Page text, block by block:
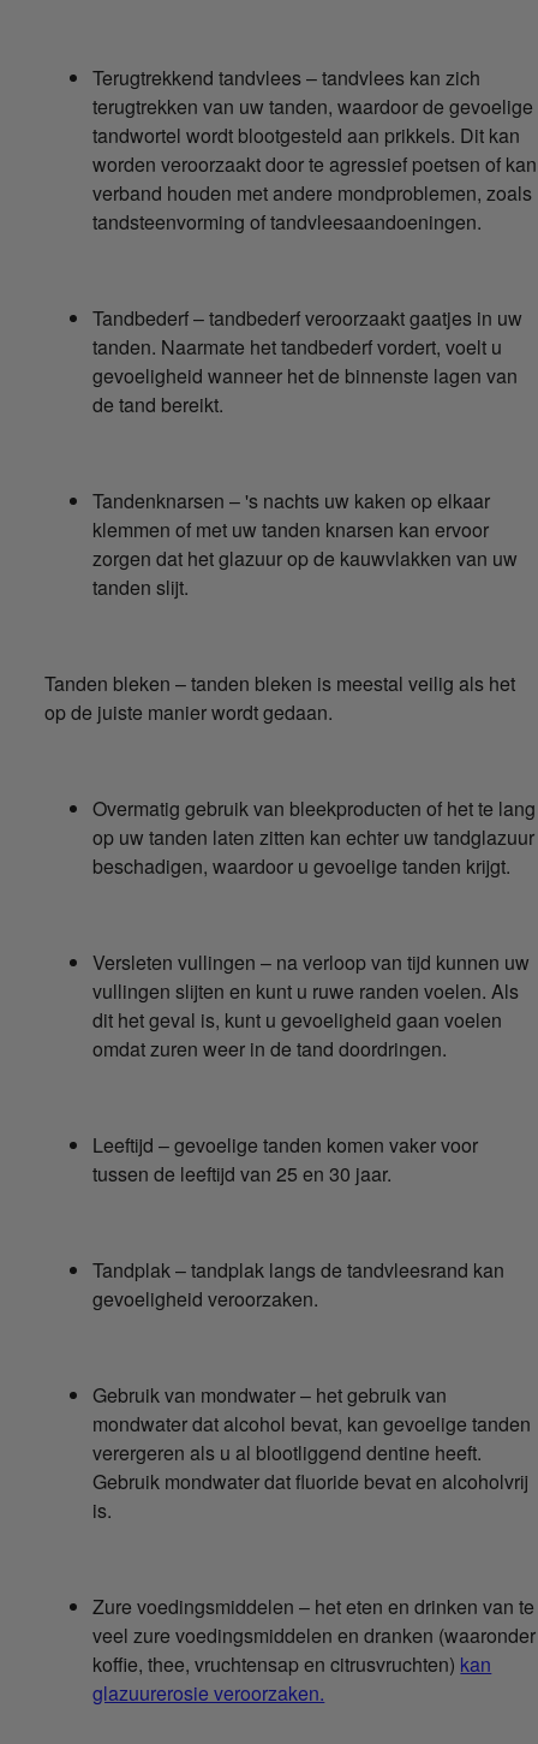
Terugtrekkend tandvlees – tandvlees kan zich
terugtrekken van uw tanden, waardoor de gevoelige
tandwortel wordt blootgesteld aan prikkels. Dit kan
worden veroorzaakt door te agressief poetsen of kan
verband houden met andere mondproblemen, zoals
tandsteenvorming of tandvleesaandoeningen.
Tandbederf – tandbederf veroorzaakt gaatjes in uw
tanden. Naarmate het tandbederf vordert, voelt u
gevoeligheid wanneer het de binnenste lagen van
de tand bereikt.
Tandenknarsen – 's nachts uw kaken op elkaar
klemmen of met uw tanden knarsen kan ervoor
zorgen dat het glazuur op de kauwvlakken van uw
tanden slijt.
Tanden bleken – tanden bleken is meestal veilig als het
op de juiste manier wordt gedaan.
Overmatig gebruik van bleekproducten of het te lang
op uw tanden laten zitten kan echter uw tandglazuur
beschadigen, waardoor u gevoelige tanden krijgt.
Versleten vullingen – na verloop van tijd kunnen uw
vullingen slijten en kunt u ruwe randen voelen. Als
dit het geval is, kunt u gevoeligheid gaan voelen
omdat zuren weer in de tand doordringen.
Leeftijd – gevoelige tanden komen vaker voor
tussen de leeftijd van 25 en 30 jaar.
Tandplak – tandplak langs de tandvleesrand kan
gevoeligheid veroorzaken.
Gebruik van mondwater – het gebruik van
mondwater dat alcohol bevat, kan gevoelige tanden
verergeren als u al blootliggend dentine heeft.
Gebruik mondwater dat fluoride bevat en alcoholvrij
is.
Zure voedingsmiddelen – het eten en drinken van te
veel zure voedingsmiddelen en dranken (waaronder
koffie, thee, vruchtensap en citrusvruchten) kan
glazuurerosie veroorzaken.